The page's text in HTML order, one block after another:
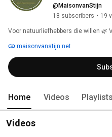
@MaisonvanStijn
18 subscribers • 19
Voor natuurliefhebbers die willen 🌿
maisonvanstijn.net
Home Videos Playlists
Videos